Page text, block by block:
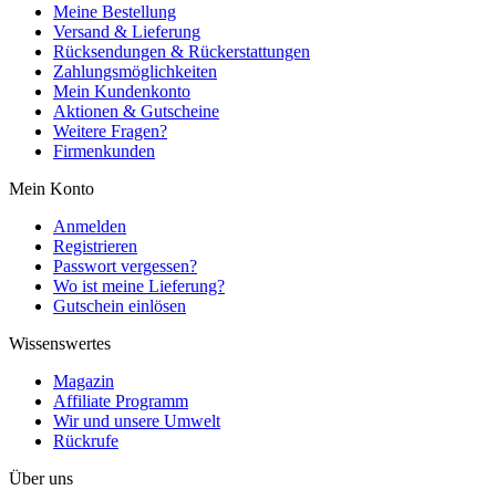
Meine Bestellung
Versand & Lieferung
Rücksendungen & Rückerstattungen
Zahlungsmöglichkeiten
Mein Kundenkonto
Aktionen & Gutscheine
Weitere Fragen?
Firmenkunden
Mein Konto
Anmelden
Registrieren
Passwort vergessen?
Wo ist meine Lieferung?
Gutschein einlösen
Wissenswertes
Magazin
Affiliate Programm
Wir und unsere Umwelt
Rückrufe
Über uns